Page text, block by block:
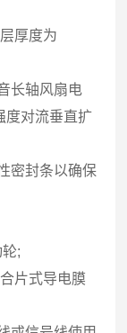
厚度为
长轴风扇电
度对流垂直扩
密封条以确保
;
片式导电膜